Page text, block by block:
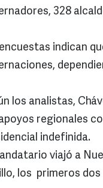
328
indican
los analistas,
regionales
indefinida.
viajó a
los primeros